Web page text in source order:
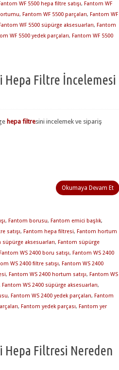
WF 5500 hepa filtre satışı, Fantom WF
, Fantom WF 5500 parçaları, Fantom WF
WF 5500 süpürge aksesuarları, Fantom
WF 5500 yedek parçaları, Fantom WF 5500
Hepa Filtre İncelemesi
hepa filtresini incelemek ve sipariş
Okumaya Devam Et
, Fantom borusu, Fantom emici başlık,
satışı, Fantom hepa filtresi, Fantom hortum
süpürge aksesuarları, Fantom süpürge
WS 2400 boru satışı, Fantom WS 2400
WS 2400 filtre satışı, Fantom WS 2400
, Fantom WS 2400 hortum satışı, Fantom WS
Fantom WS 2400 süpürge aksesuarları,
, Fantom WS 2400 yedek parçaları, Fantom
, Fantom yedek parçası, Fantom yer
Hepa Filtresi Nereden